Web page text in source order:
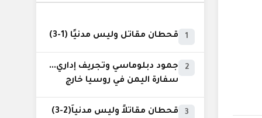
1 قحطان مقاتل وليس مدنيًا (1-3)
2
جمود دبلوماسي وتجريف إداري...
سفارة اليمن في روسيا خارج
3 قحطان مقاتلاً وليس مدنياً(2-3)